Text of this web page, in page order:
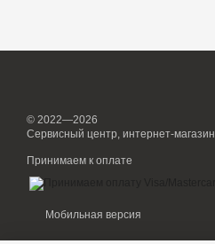
© 2022—2026
Сервисный центр, интернет-магазин
Принимаем к оплате
Мобильная версия